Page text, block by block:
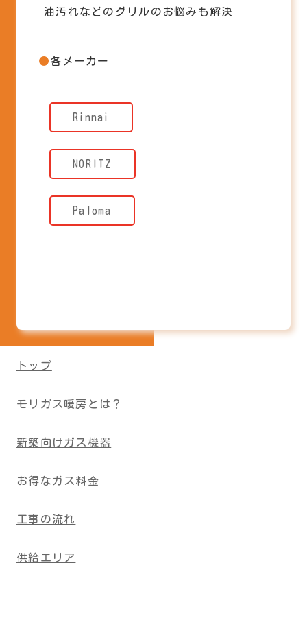
油汚れなどのグリルのお悩みも解決
各メーカー
Rinnai
NORITZ
Paloma
トップ
モリガス暖房とは？
新築向けガス機器
お得なガス料金
工事の流れ
供給エリア